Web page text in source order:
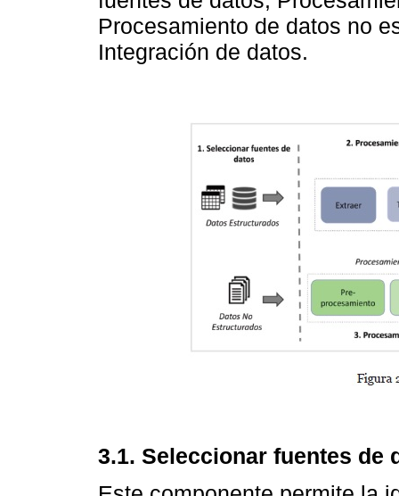
Procesamiento de datos no
Integración de datos.
3.1. Seleccionar fuentes de